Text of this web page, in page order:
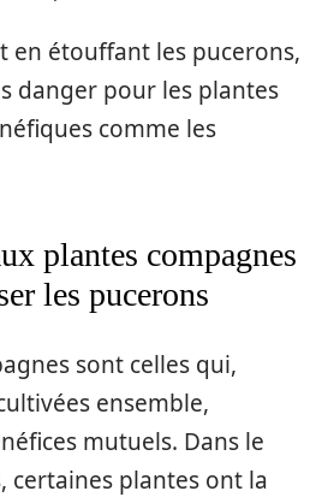
en étouffant les pucerons,
danger pour les plantes
comme les
plantes compagnes
les pucerons
sont celles qui,
ensemble,
mutuels. Dans le
certaines plantes ont la